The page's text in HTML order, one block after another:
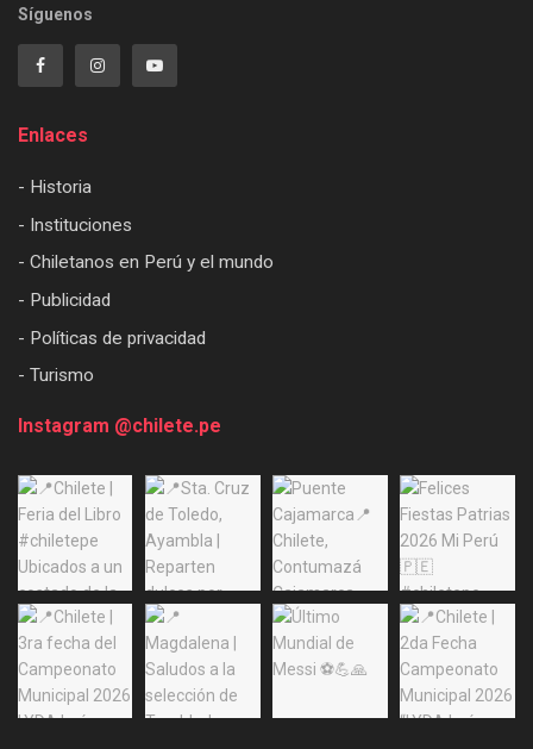
Síguenos
Enlaces
- Historia
- Instituciones
- Chiletanos en Perú y el mundo
- Publicidad
- Políticas de privacidad
- Turismo
Instagram @chilete.pe